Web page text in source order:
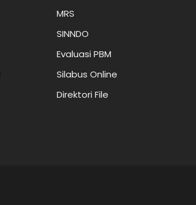
MRS
SINNDO
Evaluasi PBM
Silabus Online
Direktori File